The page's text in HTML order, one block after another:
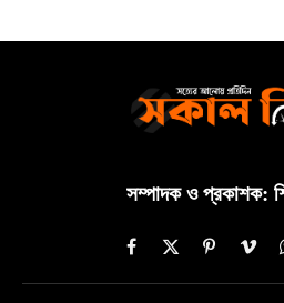
সম্পাদক ও প্রকাশক:
Facebook
X
(Twitter)
Pinterest